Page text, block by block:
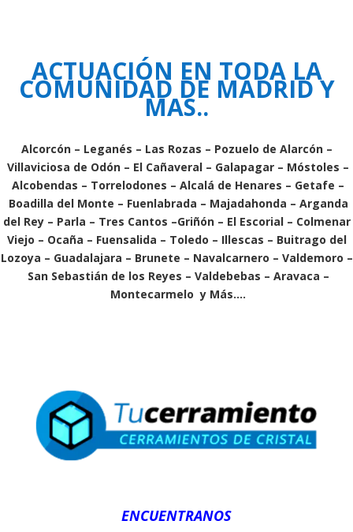
ACTUACIÓN EN TODA LA
COMUNIDAD DE MADRID Y
MAS..
Alcorcón– Leganés – Las Rozas – Pozuelo de Alarcón–
Villaviciosa de Odón – El Cañaveral – Galapagar – Móstoles –
Alcobendas – Torrelodones – Alcalá de Henares – Getafe –
Boadilla del Monte – Fuenlabrada – Majadahonda – Arganda
del Rey– Parla – Tres Cantos –Griñón– El Escorial– Colmenar
Viejo – Ocaña – Fuensalida – Toledo – Illescas – Buitrago del
Lozoya – Guadalajara – Brunete – Navalcarnero – Valdemoro –
San Sebastián de los Reyes – Valdebebas – Aravaca –
Montecarmelo y Más….
ENCUENTRANOS